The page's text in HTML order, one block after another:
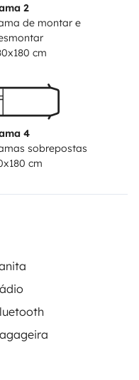
2
de montar e
cm
4
sobrepostas
cm